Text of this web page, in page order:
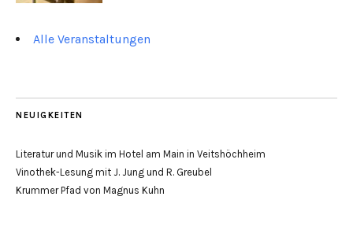
Alle Veranstaltungen
NEUIGKEITEN
Literatur und Musik im Hotel am Main in Veitshöchheim
Vinothek-Lesung mit J. Jung und R. Greubel
Krummer Pfad von Magnus Kuhn